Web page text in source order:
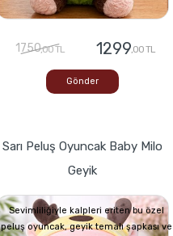
1750,00 TL 1299,00 TL
Gönder
Sarı Peluş Oyuncak Baby Milo
Geyik
Sevimliliğiyle kalpleri eriten bu özel
peluş oyuncak, geyik temalı şapkası ve